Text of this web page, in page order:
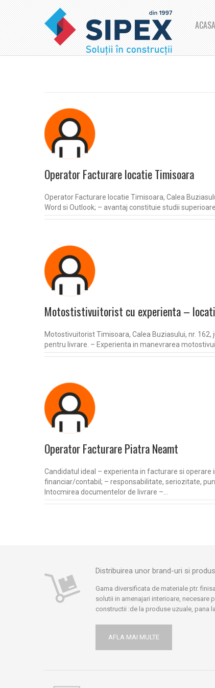
ACASA
Operator Facturare locatie Timisoara
Operator Facturare locatie Timisoara, Calea
Word si Outlook; – avantaj constituie studii
Motostistivuitorist cu experienta –
Motostivuitorist Timisoara, Calea Buziasului, nr.
pentru livrare. – Experienta in manevrarea
Operator Facturare Piatra Neamt
Candidatul ideal – experienta in facturare si operare
financiar/contabil; – responsabilitate, seriozitate,
Intocmirea documentelor de livrare –…
Distribuirea unor brand-uri si
Gama diversificata de materiale ptr.
solutii in amenajari interioare, necesare
constructii :de la produse uzuale, pana
cei mai buni furnizori: Henkel Romania,
Gobain, Rigips Saint Gobain, Akzo
AFLA MAI MULTE